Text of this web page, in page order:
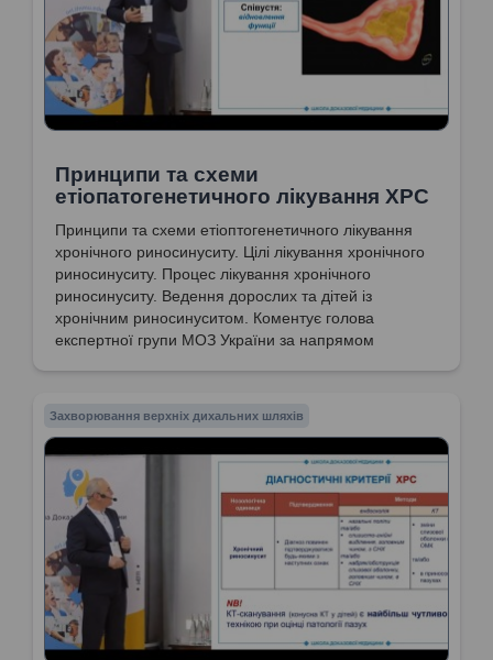
Принципи та схеми
етіопатогенетичного лікування ХРС
Принципи та схеми етіоптогенетичного лікування
хронічного риносинуситу. Цілі лікування хронічного
риносинуситу. Процес лікування хронічного
риносинуситу. Ведення дорослих та дітей із
хронічним риносинуситом. Коментує голова
експертної групи МОЗ України за напрямом
Захворювання верхніх дихальних шляхів